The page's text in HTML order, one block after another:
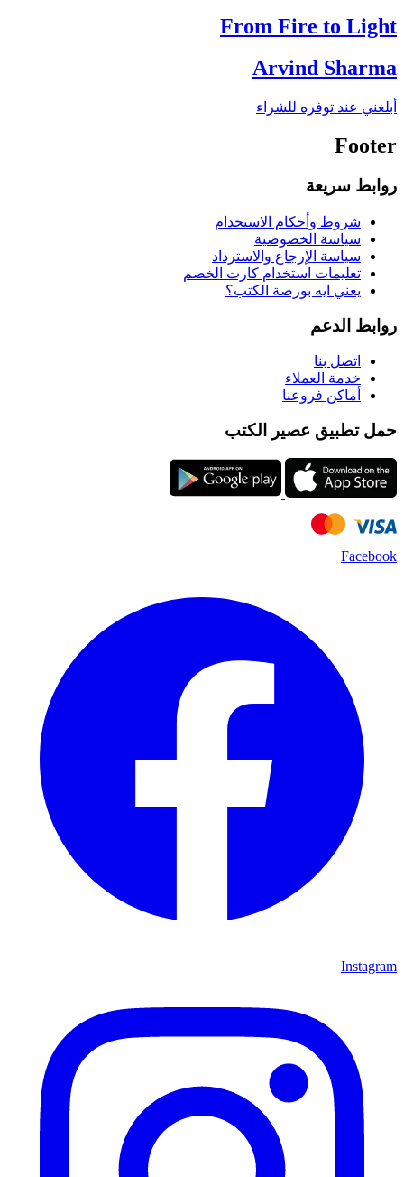
From Fire to Light
Arvind Sharma
أبلغني عند توفره للشراء
Footer
روابط سريعة
شروط وأحكام الاستخدام
سياسة الخصوصية
سياسة الإرجاع والاسترداد
تعليمات استخدام كارت الخصم
يعني ايه بورصة الكتب؟
روابط الدعم
اتصل بنا
خدمة العملاء
أماكن فروعنا
حمل تطبيق عصير الكتب
Facebook
Instagram